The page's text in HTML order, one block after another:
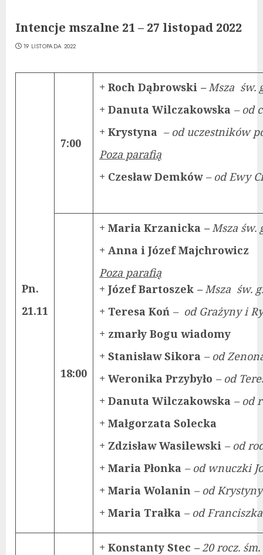
Intencje mszalne 21 – 27 listopad 2022
19 LISTOPADA 2022
Pn.
21.11
7:00
+ Roch Dąbrowski – Msza św.
+ Danuta Wilczakowska – od
+ Krystyna – od uczestników
Poza parafią
+ Czesław Demków – od Ewy
18:00
+ Maria Krzanicka – Msza św.
+ Anna i Józef Majchrowicz
Poza parafią
+ Józef Bartoszek – Msza św.
+ Teresa Koń – od Grażyny i
+ zmarły Bogu wiadomy
+ Stanisław Sikora – od
+ Weronika Przybyło – od
+ Danuta Wilczakowska – od
+ Małgorzata Solecka
+ Zdzisław Wasilewski – od
+ Maria Płonka – od wnuczki
+ Maria Wolanin – od
+ Maria Trałka – od
+ Konstanty Stec –20 rocz. śm.